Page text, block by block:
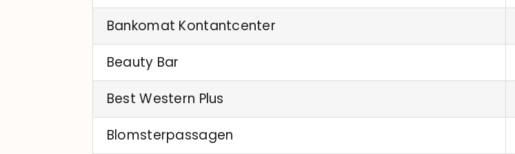
Bankomat Kontantcenter
Beauty Bar
Best Western Plus
Blomsterpassagen